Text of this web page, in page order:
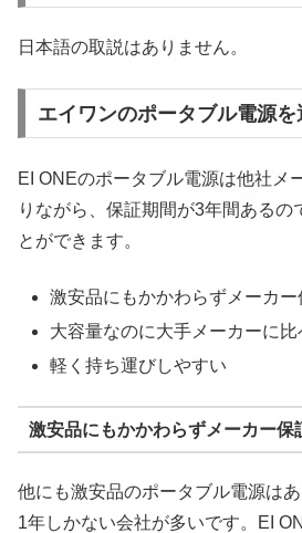
日本語の取説はありません。
エイワンのポータブル電源を
EI ONEのポータブル電源は他社メ
りながら、保証期間が3年間あるの
とができます。
激安品にもかかわらずメーカ
大容量なのに大手メーカーに
軽く持ち運びしやすい
激安品にもかかわらずメーカー保
他にも激安品のポータブル電源は
1年しかない会社が多いです。EI